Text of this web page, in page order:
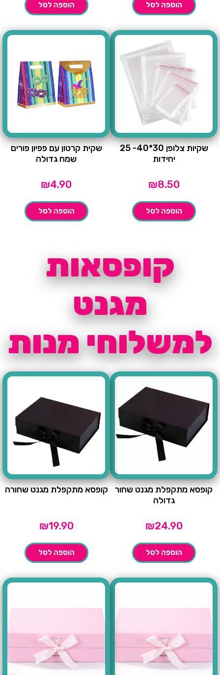
הוספה לסל הוספה לסל
שקיות צלופן 30*40- 25
יחידות
₪8.50
הוספה לסל
שקית קרטון עם פפיון פורים
שמח גדולה
₪4.90
הוספה לסל
קופסאות
מגנט
למשלוחי מנות
קופסא מתקפלת מגנט שחור
גדולה
₪24.90
הוספה לסל
קופסא מתקפלת מגנט שחורה
₪19.90
הוספה לסל